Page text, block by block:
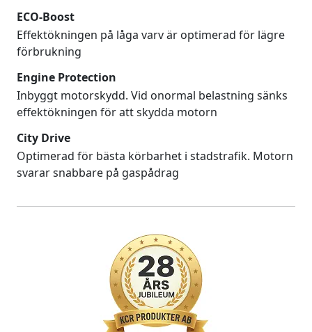
ECO-Boost
Effektökningen på låga varv är optimerad för lägre
förbrukning
Engine Protection
Inbyggt motorskydd. Vid onormal belastning sänks
effektökningen för att skydda motorn
City Drive
Optimerad för bästa körbarhet i stadstrafik. Motorn
svarar snabbare på gaspådrag